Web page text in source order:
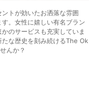
トが効いたお洒落な雰囲
。女性に嬉しい有名ブラン
のサービスも充実していま
な歴史を刻み続けるThe Ok
んか？